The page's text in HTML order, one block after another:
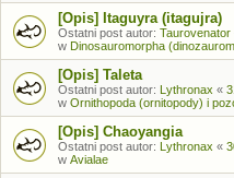
[Opis] Itaguyra (itagujra)
Ostatni post autor: Taurovenator
w Dinosauromorpha
[Opis] Taleta
Ostatni post autor: Lythronax «
w Ornithopoda (ornitopody) i
[Opis] Chaoyangia
Ostatni post autor: Lythronax «
w Avialae